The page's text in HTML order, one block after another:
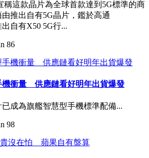
稱這款晶片為全球首款達到5G標準的商
推出自有5G晶片，鑑於高通
出自有X50 5G行...
86
機衝量 供應鏈看好明年出貨爆發
成為旗艦智慧型手機標準配備...
98